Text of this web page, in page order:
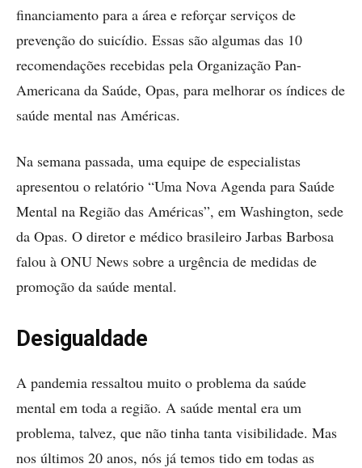
financiamento para a área e reforçar serviços de
prevenção do suicídio. Essas são algumas das 10
recomendações recebidas pela Organização Pan-
Americana da Saúde, Opas, para melhorar os índices de
saúde mental nas Américas.
Na semana passada, uma equipe de especialistas
apresentou o relatório “Uma Nova Agenda para Saúde
Mental na Região das Américas”, em Washington, sede
da Opas. O diretor e médico brasileiro Jarbas Barbosa
falou à ONU News sobre a urgência de medidas de
promoção da saúde mental.
Desigualdade
A pandemia ressaltou muito o problema da saúde
mental em toda a região. A saúde mental era um
problema, talvez, que não tinha tanta visibilidade. Mas
nos últimos 20 anos, nós já temos tido em todas as